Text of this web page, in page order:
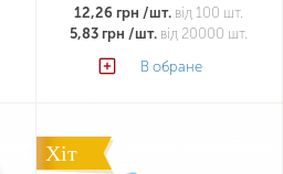
12,26 грн /шт. від 100 шт.
5,83 грн /шт. від 20000 шт.
В обране
Хіт